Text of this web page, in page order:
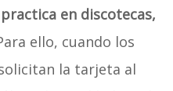
en discotecas,
ello, cuando los
la tarjeta al